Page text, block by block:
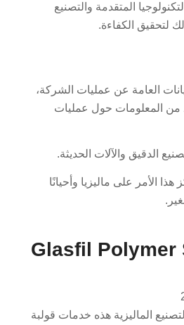
المتقدمة والتصنيع
لتحقيق الكفاءة.
العامة عن عمليات الشركة،
من المعلومات حول عمليات
الدقيق والآلات الحديثة.
هذا الأمر على ماليزيا وأحيانًا
الماليزية هذه خدمات قولبة